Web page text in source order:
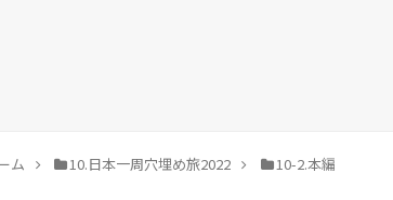
ム 10.日本一周穴埋め旅2022 10-2.本編